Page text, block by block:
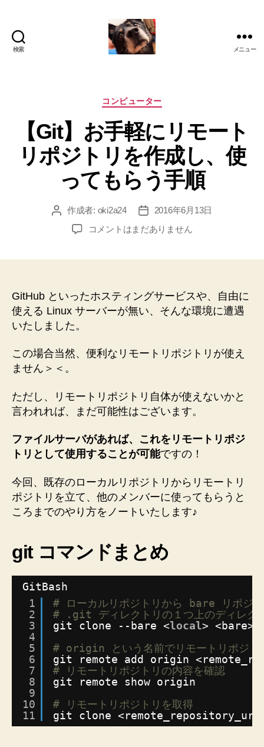
検索 メニュー
カ
ゴ
リ
ー
コンピューター
【Git】お手軽にリモート
リポジトリを作成し、使
ってもらう手順
投 作成者: oki2a24
投
稿
日
2016年6月13日
【Git】
リ
ポ
リ
を
成
し、
使
も
ら
順
コメントはまだありません
GitHub といったホスティングサービスや、自由に
使える Linux サーバーが無い、そんな環境に遭遇
いたしました。
この場合当然、便利なリモートリポジトリが使え
ません＞＜。
ただし、リモートリポジトリ自体が使えないかと
言われれば、まだ可能性はございます。
ファイルサーバがあれば、これをリモートリポジ
トリとして使用することが可能ですの！
今回、既存のローカルリポジトリからリモートリ
ポジトリを立て、他のメンバーに使ってもらうと
ころまでのやり方をノートいたします♪
git コマンドまとめ
GitBash
1
2
3
4
5
6
7
8
9
10
11
# ローカルリポジトリから bare リポジ
# .git ディレクトリの１つ上のディレク
git clone --bare <local>
# origin という名前でリモートリポジト
git remote add origin
# リモートリポジトリの内容を確認
git remote show origin
# リモートリポジトリを取得
git clone